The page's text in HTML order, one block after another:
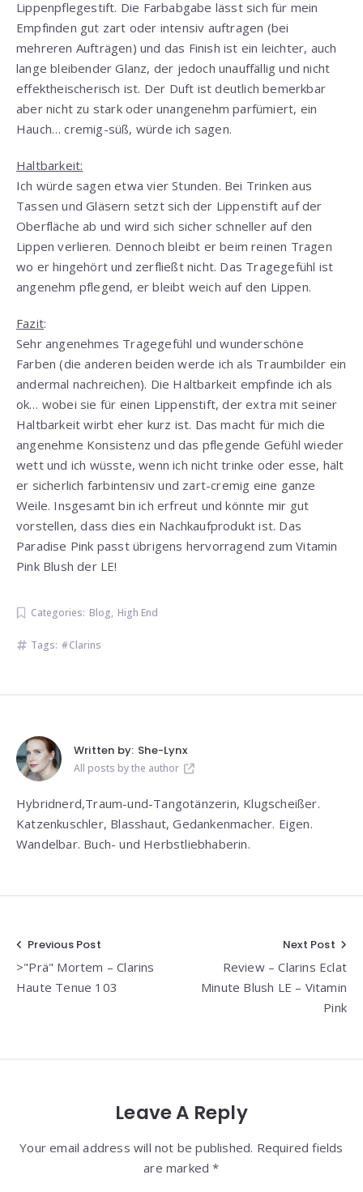
Lippenpflegestift. Die Farbabgabe lässt sich für mein
Empfinden gut zart oder intensiv auftragen (bei
mehreren Aufträgen) und das Finish ist ein leichter, auch
lange bleibender Glanz, der jedoch unauffällig und nicht
effektheischerisch ist. Der Duft ist deutlich bemerkbar
aber nicht zu stark oder unangenehm parfümiert, ein
Hauch… cremig-süß, würde ich sagen.
Haltbarkeit:
Ich würde sagen etwa vier Stunden. Bei Trinken aus
Tassen und Gläsern setzt sich der Lippenstift auf der
Oberfläche ab und wird sich sicher schneller auf den
Lippen verlieren. Dennoch bleibt er beim reinen Tragen
wo er hingehört und zerfließt nicht. Das Tragegefühl ist
angenehm pflegend, er bleibt weich auf den Lippen.
Fazit:
Sehr angenehmes Tragegefühl und wunderschöne
Farben (die anderen beiden werde ich als Traumbilder ein
andermal nachreichen). Die Haltbarkeit empfinde ich als
ok… wobei sie für einen Lippenstift, der extra mit seiner
Haltbarkeit wirbt eher kurz ist. Das macht für mich die
angenehme Konsistenz und das pflegende Gefühl wieder
wett und ich wüsste, wenn ich nicht trinke oder esse, hält
er sicherlich farbintensiv und zart-cremig eine ganze
Weile. Insgesamt bin ich erfreut und könnte mir gut
vorstellen, dass dies ein Nachkaufprodukt ist. Das
Paradise Pink passt übrigens hervorragend zum Vitamin
Pink Blush der LE!
Categories: Blog, High End
Tags: Clarins
Written by: She-Lynx
All posts by the author
Hybridnerd,Traum-und-Tangotänzerin, Klugscheißer.
Katzenkuschler, Blasshaut, Gedankenmacher. Eigen.
Wandelbar. Buch- und Herbstliebhaberin.
Beitragsnavigation
Previous Post
>"Prä" Mortem – Clarins
Haute Tenue 103
Next Post
Review – Clarins Eclat
Minute Blush LE – Vitamin
Pink
Leave A Reply
Your email address will not be published. Required fields
are marked *